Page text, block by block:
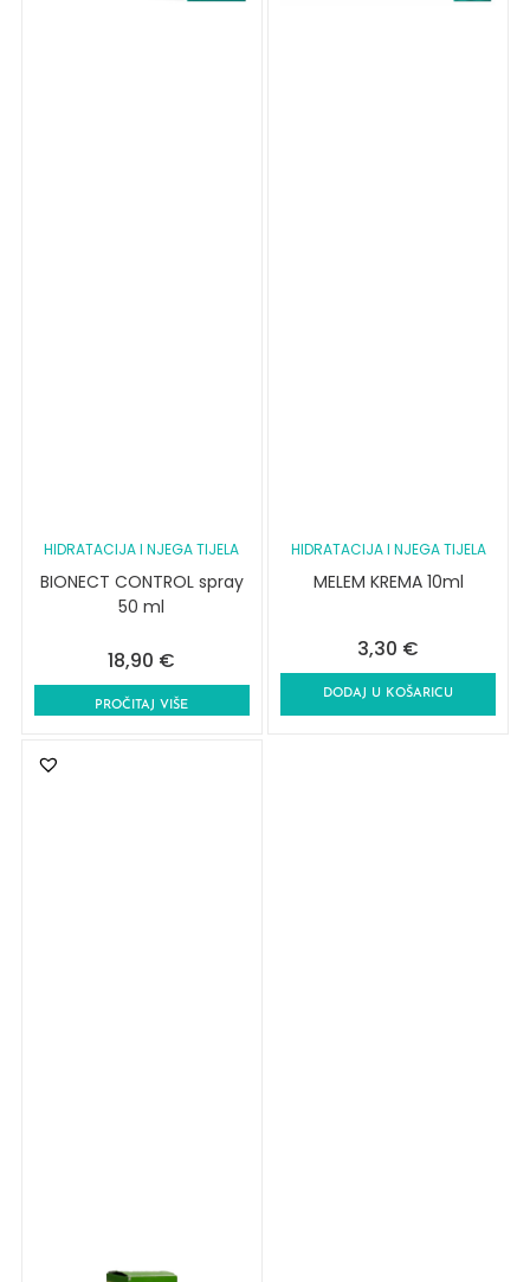
HIDRATACIJA I NJEGA TIJELA
BIONECT CONTROL spray
50 ml
18,90 €
PROČITAJ VIŠE
HIDRATACIJA I NJEGA TIJELA
MELEM KREMA 10ml
3,30 €
DODAJ U KOŠARICU